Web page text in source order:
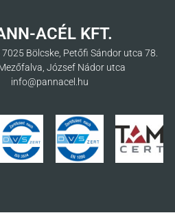
ACÉL KFT.
7025 Bölcske, Petőfi Sándor utca 78.
József Nádor utca
info@pannacel.hu